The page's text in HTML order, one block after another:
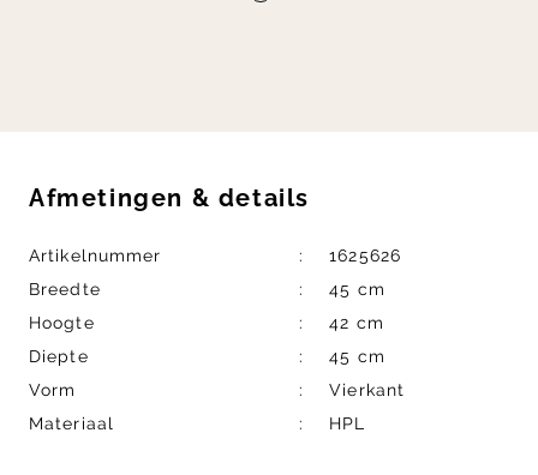
Afmetingen & details
Artikelnummer
1625626
Breedte
45 cm
Hoogte
42 cm
Diepte
45 cm
Vorm
Vierkant
Materiaal
HPL